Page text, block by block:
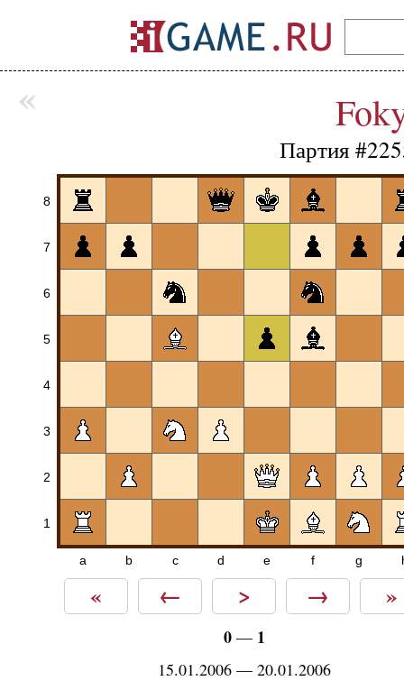
Партия
8
7
6
5
4
3
2
1
a b c d e f g
« ← > → »
0— 1
15.01.2006 — 20.01.2006
«